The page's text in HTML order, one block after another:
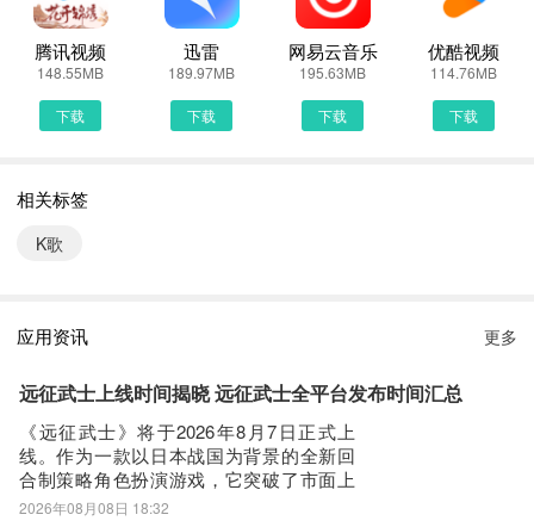
然可以用手机都是自带网页浏览器的，我这边使用的是华为手机下载
最新全民K歌
第二步：
打开UC浏览器或者自带浏览器，我们在地址栏上直接输入最新全民
站，当然推荐大家选择PP助手、豌豆荚这类比较知名的网站下载更
加安全可靠
提供了全民K歌的下载链接，有安全下载和普通下载，能选择安全的
第四步：
接着网页提示有下载内容，这时我们不用更改文件名，至于文件保存
路径根据个人喜爱可改可不改，这边小编选择默认路径。单击确定，
可以看到文件就已经开始下载了，我们等待他下载安装完即可 第五
步：
腾讯视频
148.55MB
下载
迅雷
189.97MB
下载
网易云音乐
195.63MB
下载
优酷视频
114.76MB
下载
相关标签
K歌
应用资讯 更多
远征武士上线时间揭晓 远征武士全平台发布时间汇总
《远征武士》将于2026年8月7日正式上
线。作为一款以日本战国为背景的全新回
合制策略角色扮演游戏，它突破了市面上
同类题材普遍采用的动作砍杀玩法，转向
2026年08月08日 18:32